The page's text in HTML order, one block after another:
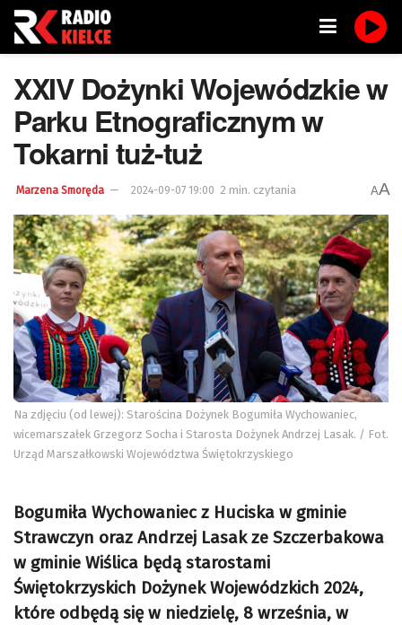
XXIV Dożynki Wojewódzkie w
Parku Etnograficznym w
Tokarni tuż-tuż
Marzena Smoręda 2024-09-07 19:00 2 min. czytania AA
Na zdjęciu (od lewej): Starościna Dożynek Bogumiła Wychowaniec,
wicemarszałek Grzegorz Socha i Starosta Dożynek Andrzej Lasak. / Fot.
Urząd Marszałkowski Województwa Świętokrzyskiego
Bogumiła Wychowaniec z Huciska w gminie
Strawczyn oraz Andrzej Lasak ze Szczerbakowa
w gminie Wiślica będą starostami
Świętokrzyskich Dożynek Wojewódzkich 2024,
które odbędą się w niedzielę, 8 września, w